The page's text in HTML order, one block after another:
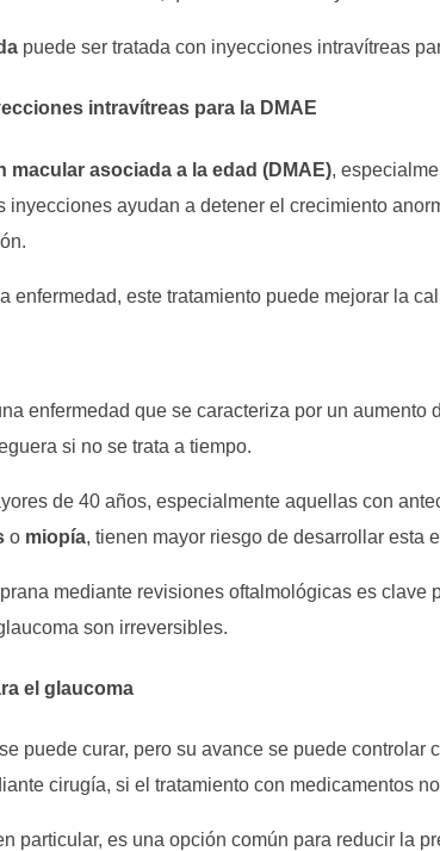
puede ser tratada con inyecciones intravítreas
intravítreas para la DMAE
macular asociada a la edad (DMAE),
inyecciones ayudan a detener el crecimiento
enfermedad, este tratamiento puede mejorar la
enfermedad que se caracteriza por un
si no se trata a tiempo.
de 40 años, especialmente aquellas con
o miopía, tienen mayor riesgo de desarrollar esta
mediante revisiones oftalmológicas es
son irreversibles.
el glaucoma
puede curar, pero su avance se puede controlar
cirugía, si el tratamiento con medicamentos
particular, es una opción común para reducir la